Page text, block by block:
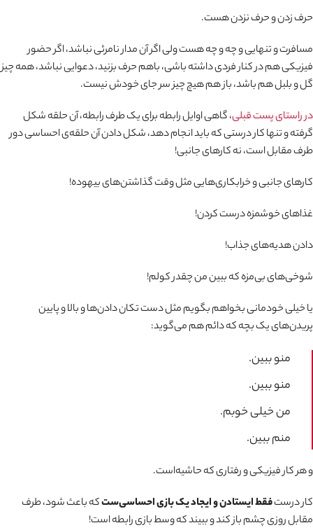
حرف زدن و حرف نزدن هست.
مسافرت و تنهایی و چه و چه هست ولی اگر آن مدار نامرئی نباشد، اگر حضور
فیزیکی هم در کنار فردی داشته باشی، باهم حرف بزنید، دعوایی نباشد، همه چیز
گل و بلبل هم باشد، باز هم هیچ چیز سر جای خودش نیست.
در راستای پست قبلی، گاهی اوایل رابطه برای یک طرف رابطه، آن حلقه شکل
گرفته و تنها کار درستی که باید انجام دهد، شکل دادن آن حلقه‌ی احساسی دور
طرف مقابل است، نه کارهای جانبی!
کارهای جانبی و خرابکاری‌هایی مثل وقت گذاشتن‌های بیهوده!
غذاهای خوشمزه درست کردن!
دادن هدیه‌های جذاب!
شوخی‌های بی‌مزه که ببین من چقدر کولم!
یا خیلی خودمانی بخواهم بگویم مثل دست تکان دادن‌ها و بالا و پایین
پریدن‌های یک بچه که دائم هم می‌گوید:
منو ببین.
منو ببین.
من خیلی خوبم.
منم ببین.
و هر کار فیزیکی و رفتاری که حاشیه‌است.
کار درستفقط ایستادن و ایجاد یک بازی احساسی‌ستکه باعث شود، طرف
مقابل روزی چشم باز کند و ببیند که وسط بازی رابطه است!